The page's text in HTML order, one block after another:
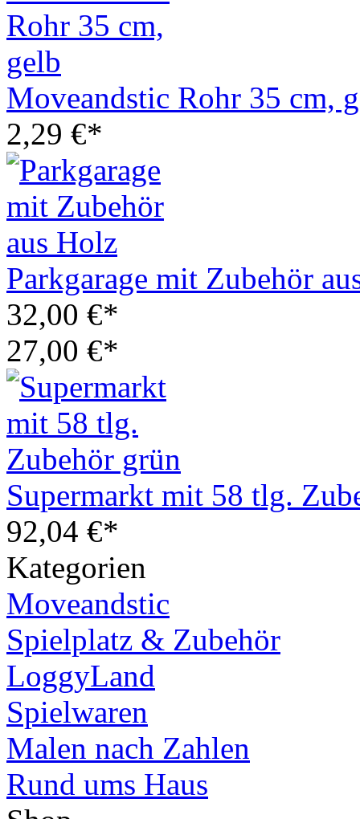
Moveandstic Rohr 35 cm,
2,29 €*
Parkgarage mit Zubehör
32,00 €*
27,00 €*
Supermarkt mit 58 tlg.
92,04 €*
Kategorien
Moveandstic
Spielplatz & Zubehör
LoggyLand
Spielwaren
Malen nach Zahlen
Rund ums Haus